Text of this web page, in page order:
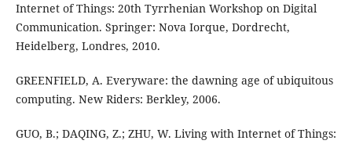
Internet of Things: 20th Tyrrhenian Workshop on Digital
Communication. Springer: Nova Iorque, Dordrecht,
Heidelberg, Londres, 2010.
GREENFIELD, A. Everyware: the dawning age of ubiquitous
computing. New Riders: Berkley, 2006.
GUO, B.; DAQING, Z.; ZHU, W. Living with Internet of Things: